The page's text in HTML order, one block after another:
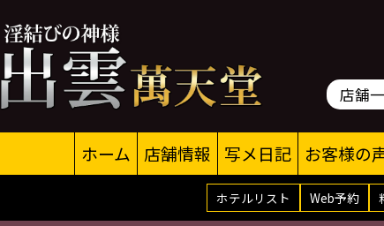
店舗
ホーム 店舗情報 写メ日記 お客様の
ホテルリスト Web予約